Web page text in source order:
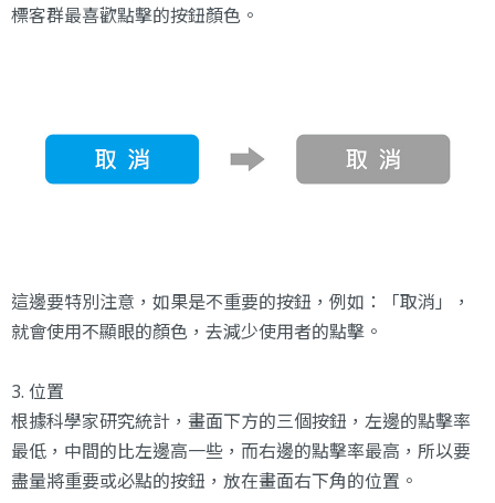
標客群最喜歡點擊的按鈕顏色。
這邊要特別注意，如果是不重要的按鈕，例如：「取消」，
就會使用不顯眼的顏色，去減少使用者的點擊。
3. 位置
根據科學家研究統計，畫面下方的三個按鈕，左邊的點擊率
最低，中間的比左邊高一些，而右邊的點擊率最高，所以要
盡量將重要或必點的按鈕，放在畫面右下角的位置。